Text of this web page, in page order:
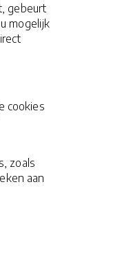
gebeurt
mogelijk
cookies
zoals
aan